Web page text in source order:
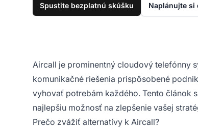
Spustite bezplatnú skúšku Naplánujte si
Aircall je prominentný cloudový telefónny
komunikačné riešenia prispôsobené
vyhovať potrebám každého. Tento článok
najlepšiu možnosť na zlepšenie vašej
Prečo zvážiť alternatívy k Aircall?